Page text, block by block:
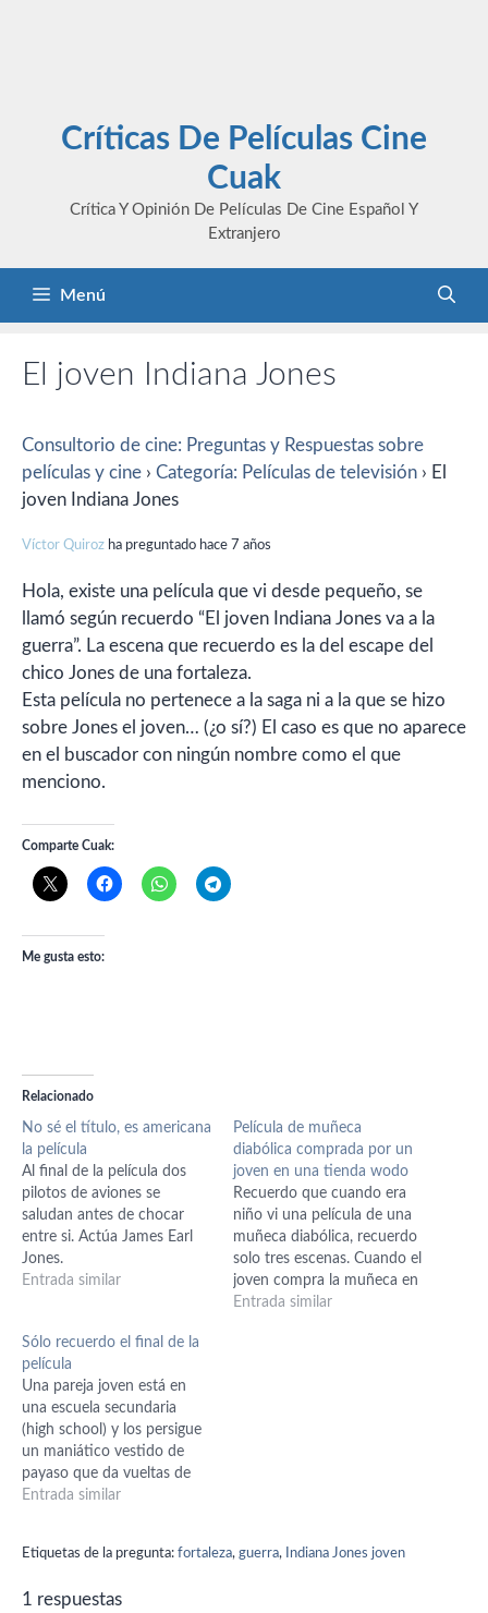
Críticas De Películas Cine
Cuak
Crítica Y Opinión De Películas De Cine Español Y
Extranjero
Menú
El joven Indiana Jones
Consultorio de cine: Preguntas y Respuestas sobre
películas y cine › Categoría: Películas de televisión › El
joven Indiana Jones
Víctor Quiroz ha preguntado hace 7 años
Hola, existe una película que vi desde pequeño, se
llamó según recuerdo “El joven Indiana Jones va a la
guerra”. La escena que recuerdo es la del escape del
chico Jones de una fortaleza.
Esta película no pertenece a la saga ni a la que se hizo
sobre Jones el joven… (¿o sí?) El caso es que no aparece
en el buscador con ningún nombre como el que
menciono.
Comparte Cuak:
Me gusta esto:
Relacionado
No sé el título, es americana
la película
Al final de la película dos
pilotos de aviones se
saludan antes de chocar
entre si. Actúa James Earl
Jones.
Entrada similar
Película de muñeca
diabólica comprada por un
joven en una tienda wodo
Recuerdo que cuando era
niño vi una película de una
muñeca diabólica, recuerdo
solo tres escenas. Cuando el
joven compra la muñeca en
una tienda de estilo wodo.
Entrada similar
Sólo recuerdo el final de la
película
Una pareja joven está en
una escuela secundaria
(high school) y los persigue
un maniático vestido de
payaso que da vueltas de
carnero. Ellos llegan hasta el
escapan por una ventana y
escuela, muriendo así el
Entrada similar
Etiquetas de la pregunta: fortaleza, guerra, Indiana Jones joven
1 respuestas